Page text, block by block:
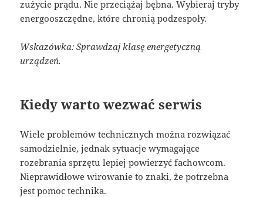
zużycie prądu. Nie przeciążaj bębna. Wybieraj tryby
energooszczędne, które chronią podzespoły.
Wskazówka: Sprawdzaj klasę energetyczną
urządzeń.
Kiedy warto wezwać serwis
Wiele problemów technicznych można rozwiązać
samodzielnie, jednak sytuacje wymagające
rozebrania sprzętu lepiej powierzyć fachowcom.
Nieprawidłowe wirowanie to znaki, że potrzebna
jest pomoc technika.